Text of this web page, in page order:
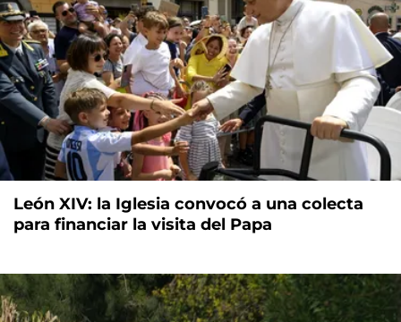
León XIV: la Iglesia convocó a una colecta
para financiar la visita del Papa